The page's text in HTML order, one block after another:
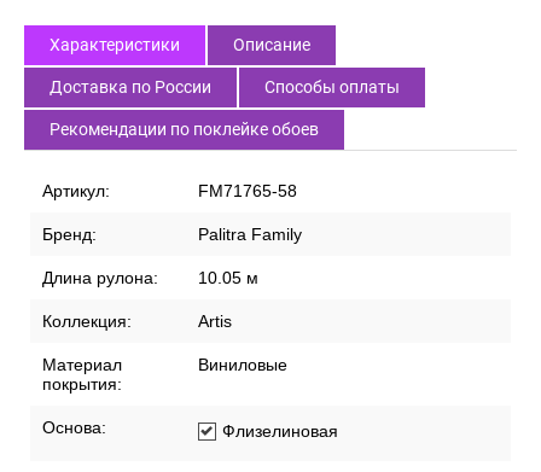
Характеристики Описание
Доставка по России Способы оплаты
Рекомендации по поклейке обоев
Артикул: FM71765-58
Бренд: Palitra Family
Длина рулона: 10.05 м
Коллекция: Artis
Материал
покрытия:
Виниловые
Основа: Флизелиновая